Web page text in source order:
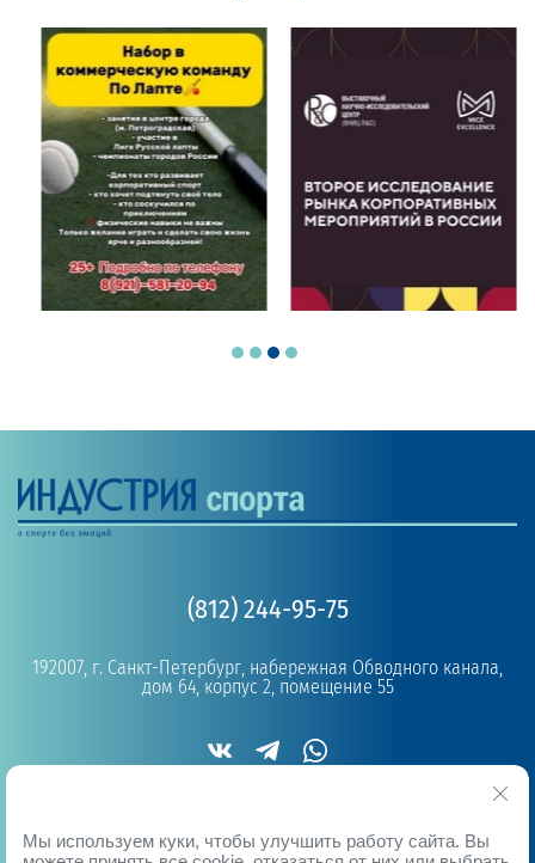
(812) 244-95-75
192007, г. Санкт-Петербург, набережная Обводного канала,
дом 64, корпус 2, помещение 55
Мы используем куки, чтобы улучшить работу сайта. Вы